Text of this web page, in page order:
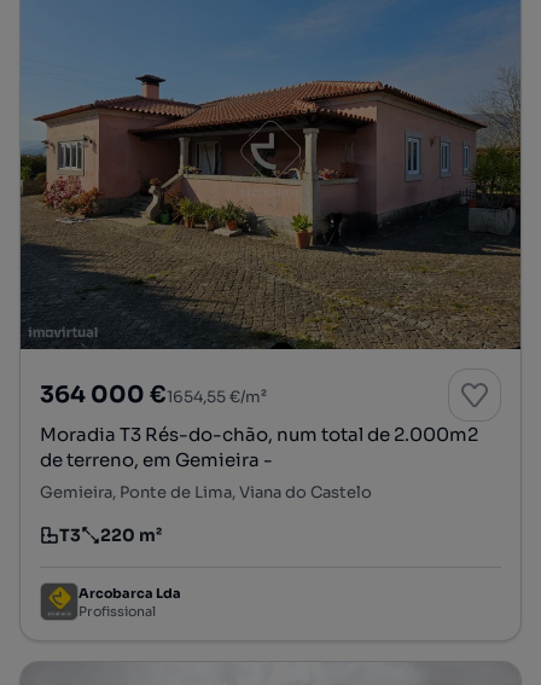
364 000 €1654,55 €/m²
Moradia T3 Rés-do-chão, num total de 2.000m2
de terreno, em Gemieira -
Gemieira, Ponte de Lima, Viana do Castelo
Tipologia
T3
Preço por metro quadrado
220 m²
Arcobarca Lda
Profissional